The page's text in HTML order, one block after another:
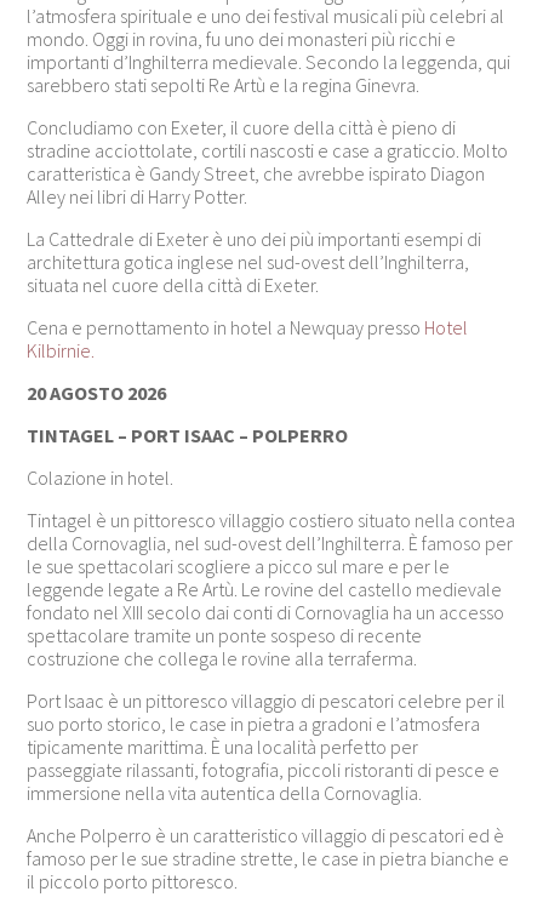
l’atmosfera spirituale e uno dei festival musicali più celebri al
mondo. Oggi in rovina, fu uno dei monasteri più ricchi e
importanti d’Inghilterra medievale. Secondo la leggenda, qui
sarebbero stati sepolti Re Artù e la regina Ginevra.
Concludiamo con Exeter, il cuore della città è pieno di
stradine acciottolate, cortili nascosti e case a graticcio. Molto
caratteristica è Gandy Street , che avrebbe ispirato Diagon
Alley nei libri di Harry Potter.
La Cattedrale di Exeter è uno dei più importanti esempi di
architettura gotica inglese nel sud-ovest dell’Inghilterra
situata nel cuore della città di Exeter.
Cena e pernottamento in hotel a Newquay presso Hotel
Kilbirnie.
20 AGOSTO 2026
TINTAGEL – PORT ISAAC – POLPERRO
Colazione in hotel.
Tintagel è un pittoresco villaggio costiero situato nella contea
della Cornovaglia , nel sud-ovest dell’Inghilterra . È famoso per
le sue spettacolari scogliere a picco sul mare e per le
leggende legate a Re Artù. Le rovine del castello medievale
fondato nel XIII secolo dai conti di Cornovaglia ha un accesso
spettacolare tramite un ponte sospeso di recente
costruzione che collega le rovine alla terraferma.
Port Isaac è un pittoresco villaggio di pescatori celebre per il
suo porto storico, le case in pietra a gradoni e l’atmosfera
tipicamente marittima. È una località perfetto per
passeggiate rilassanti, fotografia, piccoli ristoranti di pesce e
immersione nella vita autentica della Cornovaglia.
Anche Polperro è un caratteristico villaggio di pescatori ed è
famoso per le sue stradine strette, le case in pietra bianche e
il piccolo porto pittoresco.